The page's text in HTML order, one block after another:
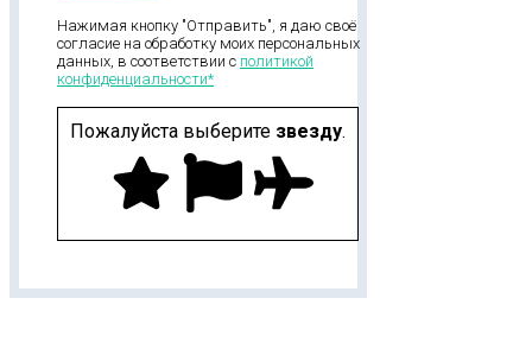
Нажимая кнопку "Отправить", я даю своё
согласие на обработку моих персональных
данных, в соответствии с политикой
конфиденциальности*
Пожалуйста выберите звезду.